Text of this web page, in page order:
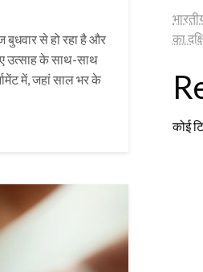
बुधवार से हो रहा है और
उत्साह के साथ-साथ
में, जहां साल भर के
का
कोई